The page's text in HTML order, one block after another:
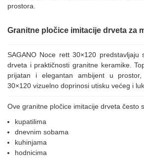
prostora.
Granitne pločice imitacije drveta za
SAGANO Noce rett 30×120 predstavljaju
drveta i praktičnosti granitne keramike.
prijatan i elegantan ambijent u
30×120 vizuelno doprinosi utisku većeg i
Ove granitne pločice imitacije drveta često
kupatilima
dnevnim sobama
kuhinjama
hodnicima